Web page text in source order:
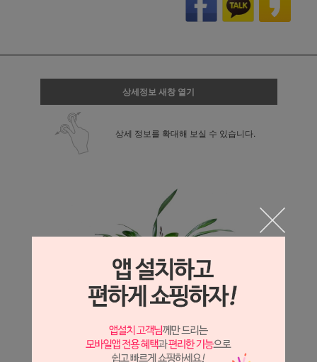
상세정보 새창 열기
상세 정보를 확대해 보실 수 있습니다.